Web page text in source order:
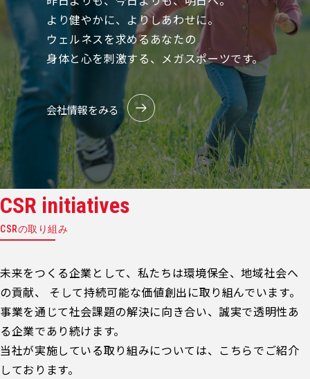
より健やかに、よりしあわせに。
ウェルネスを求めるあなたの
身体と心を刺激する、メガスポーツです。
会社情報をみる
CSR initiatives
CSRの取り組み
未来をつくる企業として、私たちは環境保全、地域社会へ
の貢献、 そして持続可能な価値創出に取り組んでいます。
事業を通じて社会課題の解決に向き合い、誠実で透明性あ
る企業であり続けます。
当社が実施している取り組みについては、こちらでご紹介
しております。